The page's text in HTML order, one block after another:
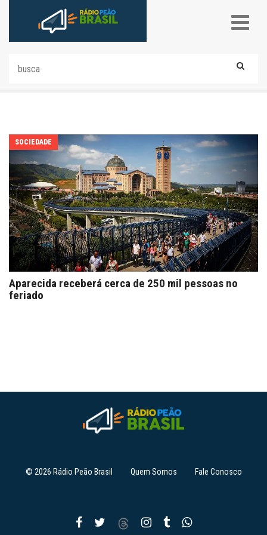
SOCIEDADE
Aparecida receberá cerca de 250 mil pessoas no
feriado
© 2026 Rádio Peão Brasil Quem Somos Fale Conosco